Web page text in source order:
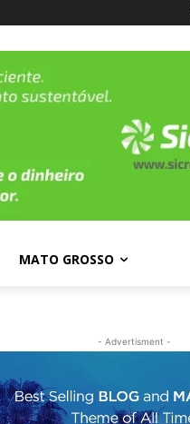
MATO GROSSO
- Advertisment -